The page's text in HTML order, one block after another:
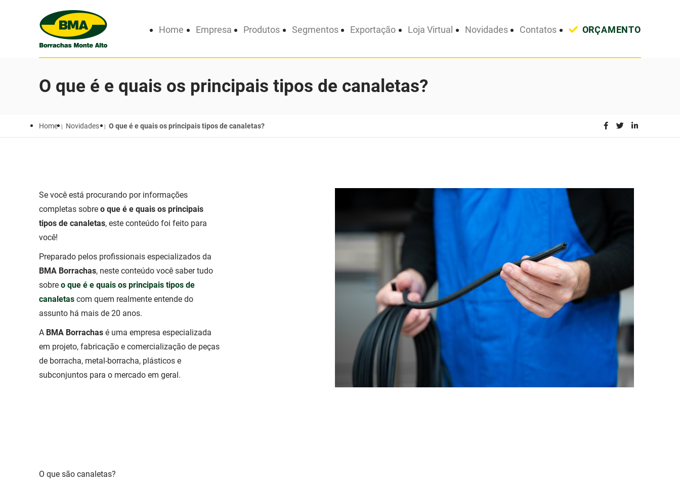
Home Empresa Produtos Segmentos Exportação Loja Virtual Novidades Contatos ORÇAMENTO
O que é e quais os principais tipos de canaletas?
Home Novidades O que é e quais os principais tipos de canaletas?
Se você está procurando por informações
completas sobre o que é e quais os principais
tipos de canaletas, este conteúdo foi feito para
você!
Preparado pelos profissionais especializados da
BMA Borrachas, neste conteúdo você saber tudo
sobre o que é e quais os principais tipos de
canaletas com quem realmente entende do
assunto há mais de 20 anos.
A BMA Borrachas é uma empresa especializada
em projeto, fabricação e comercialização de peças
de borracha, metal-borracha, plásticos e
subconjuntos para o mercado em geral.
O que são canaletas?